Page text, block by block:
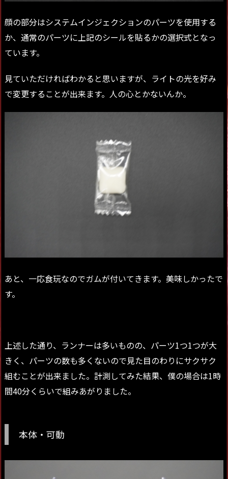
顔の部分はシステムインジェクションのパーツを使用する
か、通常のパーツに上記のシールを貼るかの選択式となっ
ています。
見ていただければわかると思いますが、 ライトの光を好み
で変更することが出来ます。人の心とかないんか。
あと、一応食玩なのでガムが付いてきます。美味しかったで
す。
上述した通り、ランナーは多いものの、パーツ1つ1つが大
きく、パーツの数も多くないので見た目のわりにサクサク
組むことが出来ました。計測してみた結果、僕の場合は1時
間40分くらいで組みあがりました。
本体・可動